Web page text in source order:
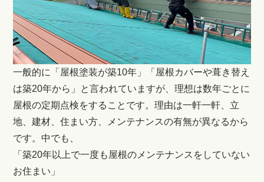
一般的に「屋根塗装が築10年」「屋根カバーや葺き替え
は築20年から」と言われていますが、理想は数年ごとに
屋根の定期点検をすることです。理由は一軒一軒、立
地、建材、住まい方、メンテナンスの有無が異なるから
です。中でも、
「築20年以上で一度も屋根のメンテナンスをしていない
お住まい」